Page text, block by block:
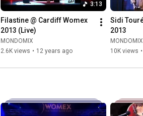
3:13
Filastine @ Cardiff Womex
2013 (Live)
MONDOMIX
2.6K views • 12 years ago
Sidi
2013
MONDOMIX
10K views •